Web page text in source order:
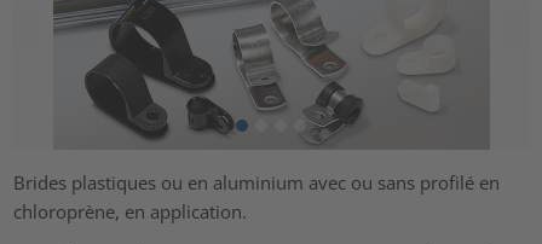
Brides plastiques ou en aluminium avec ou sans profilé en
chloroprène, en application.